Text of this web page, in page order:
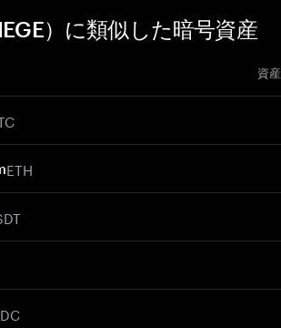
）に類似した暗号資産
資産
ETH